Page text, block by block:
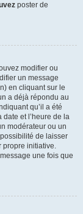
poster de
modifier ou
un message
en cliquant sur le
a déjà répondu au
qu’il a été
et l’heure de la
modérateur ou un
de laisser
propre initiative.
une fois que